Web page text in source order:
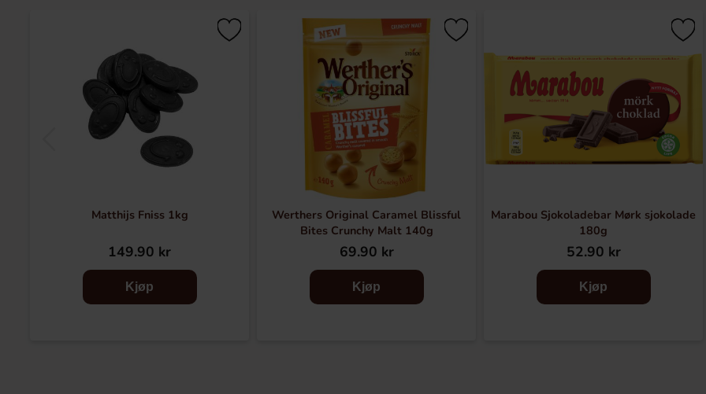
Matthijs Fniss 1kg
149.90 kr
Kjøp
Werthers Original Caramel Blissful
Bites Crunchy Malt 140g
69.90 kr
Kjøp
Marabou Sjokoladebar Mørk sjokolade
180g
52.90 kr
Kjøp